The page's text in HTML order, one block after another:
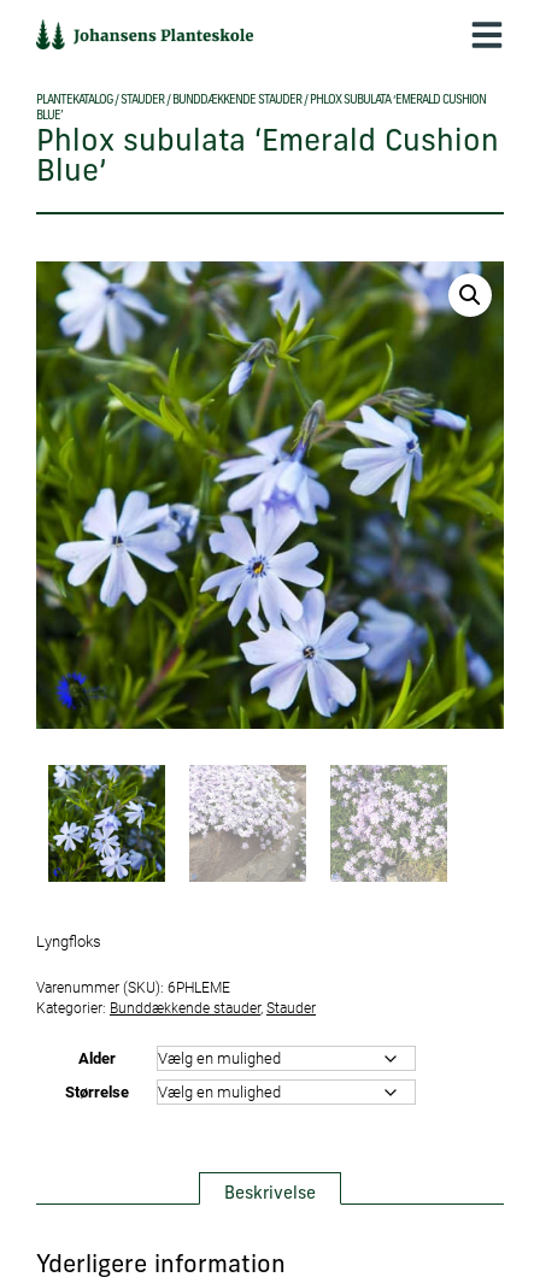
indholdet
PLANTEKATALOG/ STAUDER/ BUNDDÆKKENDE STAUDER/ PHLOX SUBULATA ‘EMERALD CUSHION
BLUE’
Phlox subulata ‘Emerald Cushion
Blue’
Lyngfloks
Varenummer (SKU): 6PHLEME
Kategorier: Bunddækkende stauder, Stauder
Alder
Størrelse
Beskrivelse
Yderligere information